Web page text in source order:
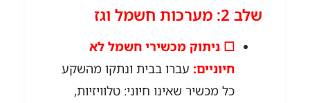
שלב 2: מערכות חשמל וגז
☐ ניתוק מכשירי חשמל לא
חיוניים: עברו בבית ונתקו מהשקע
כל מכשיר שאינו חיוני: טלוויזיות,